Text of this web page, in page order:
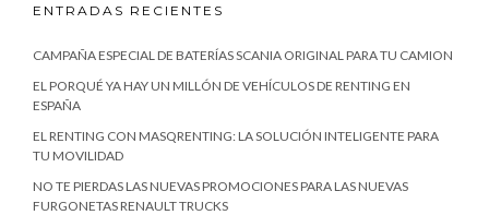
ENTRADAS RECIENTES
CAMPAÑA ESPECIAL DE BATERÍAS SCANIA ORIGINAL PARA TU CAMION
EL PORQUÉ YA HAY UN MILLÓN DE VEHÍCULOS DE RENTING EN
ESPAÑA
EL RENTING CON MASQRENTING: LA SOLUCIÓN INTELIGENTE PARA
TU MOVILIDAD
NO TE PIERDAS LAS NUEVAS PROMOCIONES PARA LAS NUEVAS
FURGONETAS RENAULT TRUCKS